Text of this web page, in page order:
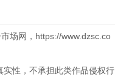
场网，https://www.dzsc.co
性，不承担此类作品侵权行